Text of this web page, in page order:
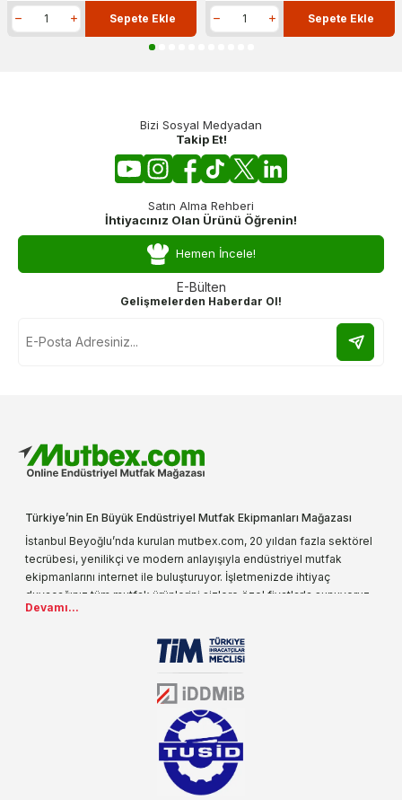
Sepete Ekle Sepete Ekle
Bizi Sosyal Medyadan
Takip Et!
Satın Alma Rehberi
İhtiyacınız Olan Ürünü Öğrenin!
Hemen İncele!
E-Bülten
Gelişmelerden Haberdar Ol!
Türkiye’nin En Büyük Endüstriyel Mutfak Ekipmanları Mağazası
İstanbul Beyoğlu’nda kurulan mutbex.com, 20 yıldan fazla sektörel
tecrübesi, yenilikçi ve modern anlayışıyla endüstriyel mutfak
ekipmanlarını internet ile buluşturuyor. İşletmenizde ihtiyaç
duyacağınız tüm mutfak ürünlerini sizlere özel fiyatlarla sunuyoruz.
Endüstriyel mutfak malzemesi deyince akla gelen ilk adreslerden
sektörün farklı alanlarında da faliyet gösteren mutbex.com,
Öztiryakiler resmi bayisidir. Öztiryakiler ürünleri üzerinde büyük bir
donanıma sahip ekibi ile müşterilerine koşulsuz destek sunan
mutbex.com ile endüstriyel mutfak malzemeleri konusunda
alacağınız hizmet standartların her zaman üstünde olacaktır.
Devamı...